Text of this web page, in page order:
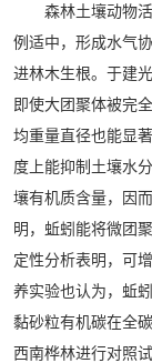
森林土壤动物活
例适中，形成水气
进林木生根。于建
即使大团聚体被完
均重量直径也能显
度上能抑制土壤水
壤有机质含量，因
明，蚯蚓能将微团
定性分析表明，可
养实验也认为，蚯
黏砂粒有机碳在全
西南桦林进行对照